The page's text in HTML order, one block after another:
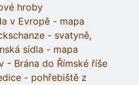
hroby
v Evropě - mapa
- svatyně,
sídla - mapa
- Brána do Římské říše
- pohřebiště z